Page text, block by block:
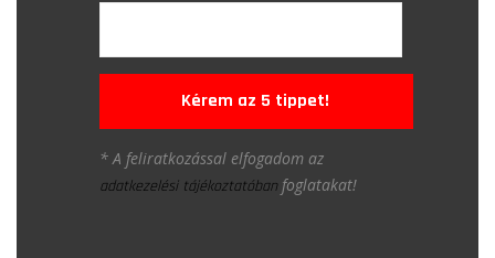
Kérem az 5 tippet!
* A feliratkozással elfogadom az
adatkezelési tájékoztatóbanfoglatakat!